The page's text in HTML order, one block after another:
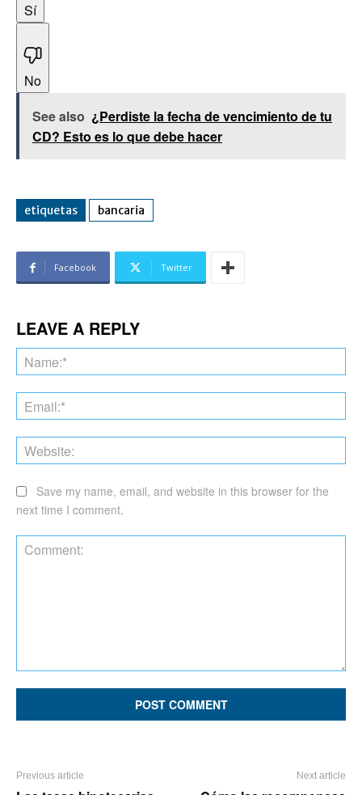
Sí
No
See also ¿Perdiste la fecha de vencimiento de tu
CD? Esto es lo que debe hacer
etiquetas bancaria
Facebook Twitter
LEAVE A REPLY
Save my name, email, and website in this browser for the
next time I comment.
Previous article Next article